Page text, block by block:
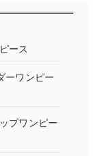
ース
ーワンピー
プワンピー